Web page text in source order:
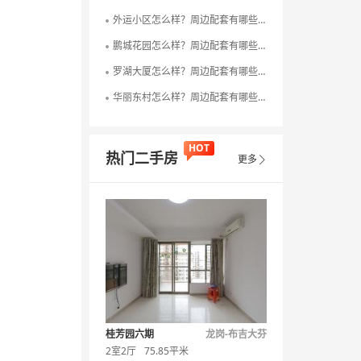
外运小区怎么样？周边配套有哪些？
鹏城花园怎么样？周边配套有哪些？
罗湖大厦怎么样？周边配套有哪些？
华丽东村怎么样？周边配套有哪些？
热门二手房
HOT
更多 
桂芳园六期
龙岗-布吉大芬
2室2厅 75.85平米